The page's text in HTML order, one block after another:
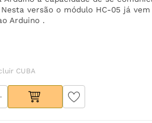
versão o módulo HC-05 já
Arduino .
CUBA